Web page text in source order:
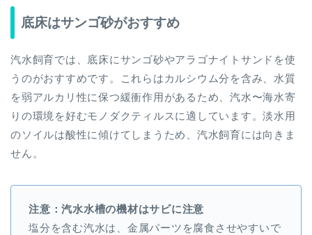
底床はサンゴ砂がおすすめ
汽水飼育では、底床にサンゴ砂やアラゴナイトサンドを使
うのがおすすめです。これらはカルシウム分を含み、水質
を弱アルカリ性に保つ緩衝作用があるため、汽水〜海水寄
りの環境を好むモノダクティルスに適しています。淡水用
のソイルは酸性に傾けてしまうため、汽水飼育には向きま
せん。
注意：汽水水槽の機材はサビに注意
塩分を含む汽水は、金属パーツを腐食させやすいで